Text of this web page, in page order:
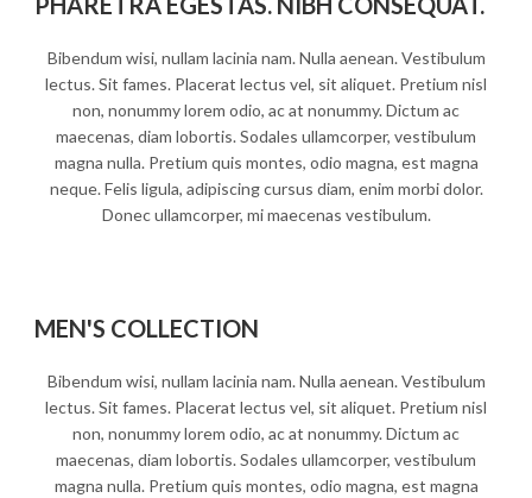
Bibendum wisi, nullam lacinia nam. Nulla aenean. Vestibulum
lectus. Sit fames. Placerat lectus vel, sit aliquet. Pretium nisl
non, nonummy lorem odio, ac at nonummy. Dictum ac
maecenas, diam lobortis. Sodales ullamcorper, vestibulum
magna nulla. Pretium quis montes, odio magna, est magna
neque. Felis ligula, adipiscing cursus diam, enim morbi dolor.
Donec ullamcorper, mi maecenas vestibulum.
MEN'S COLLECTION
Bibendum wisi, nullam lacinia nam. Nulla aenean. Vestibulum
lectus. Sit fames. Placerat lectus vel, sit aliquet. Pretium nisl
non, nonummy lorem odio, ac at nonummy. Dictum ac
maecenas, diam lobortis. Sodales ullamcorper, vestibulum
magna nulla. Pretium quis montes, odio magna, est magna